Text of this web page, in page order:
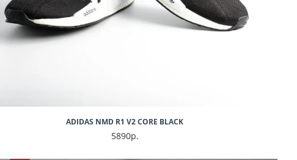
ADIDAS NMD R1 V2 CORE BLACK
5890р.